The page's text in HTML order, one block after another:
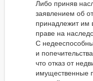
Либо приняв
заявлением об
принадлежит им
праве на
С
и
что отказ от
имущественные